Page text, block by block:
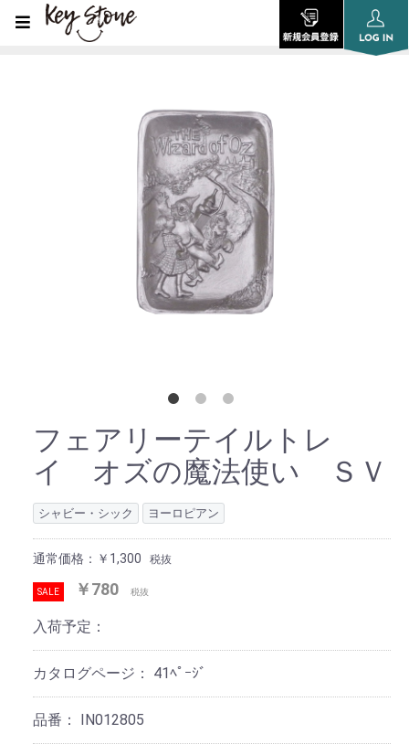
フェアリーテイルトレ
イ オズの魔法使い ＳＶ
シャビー・シック ヨーロピアン
通常価格：￥1,300 税抜
SALE ￥780 税抜
入荷予定：
カタログページ： 41ﾍﾟｰｼﾞ
品番： IN012805